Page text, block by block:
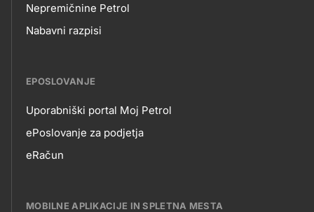
Nepremičnine Petrol
Nabavni razpisi
EPOSLOVANJE
EPOSLOVANJE
Uporabniški portal Moj Petrol
ePoslovanje za podjetja
eRačun
MOBILNE APLIKACIJE IN SPLETNA MESTA